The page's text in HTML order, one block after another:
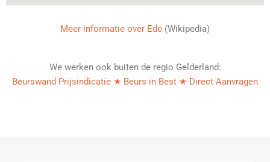
Meer informatie over Ede (Wikipedia)
We werken ook buiten de regio Gelderland:
Beurswand Prijsindicatie ★ Beurs in Best ★ Direct Aanvragen